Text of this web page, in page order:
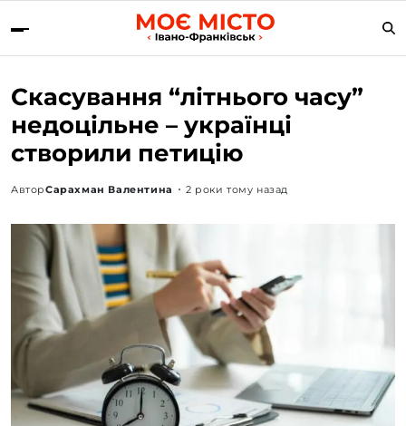
Скасування “літнього часу”
недоцільне – українці
створили петицію
АвторСарахман Валентина 2 роки тому назад